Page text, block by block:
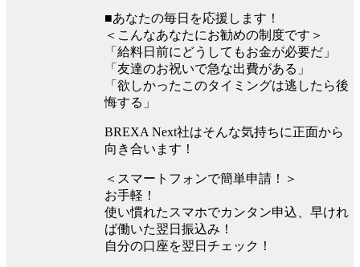
■あなたの毎日を応援します！
＜こんなあなたにお勧めの制度です＞
「給料日前にどうしてもお金が必要だ」
「友達のお祝いで急な出費がある」
「欲しかったこのタイミングは逃したら後
悔する」
BREXA Next社はそんな気持ちに正面から
向き合います！
＜スマートフォンで簡単申請！＞
お手軽！
使い慣れたスマホでカンタン申込、早けれ
ば働いた翌日振込み！
自分の口座を翌日チェック！